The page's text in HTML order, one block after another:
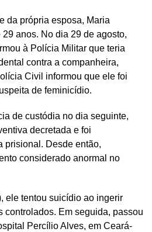
da própria esposa, Maria
anos. No dia 29 de agosto,
à Polícia Militar que teria
contra a companheira,
Civil informou que ele foi
de feminicídio.
de custódia no dia seguinte,
decretada e foi
prisional. Desde então,
considerado anormal no
ele tentou suicídio ao ingerir
controlados. Em seguida, passou
Percílio Alves, em Ceará-